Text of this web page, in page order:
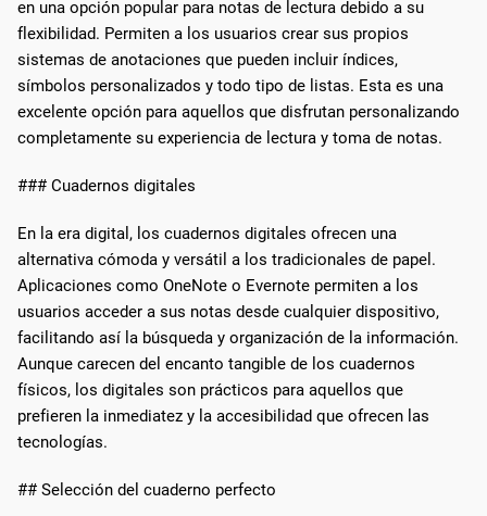
en una opción popular para notas de lectura debido a su
flexibilidad. Permiten a los usuarios crear sus propios
sistemas de anotaciones que pueden incluir índices,
símbolos personalizados y todo tipo de listas. Esta es una
excelente opción para aquellos que disfrutan personalizando
completamente su experiencia de lectura y toma de notas.
### Cuadernos digitales
En la era digital, los cuadernos digitales ofrecen una
alternativa cómoda y versátil a los tradicionales de papel.
Aplicaciones como OneNote o Evernote permiten a los
usuarios acceder a sus notas desde cualquier dispositivo,
facilitando así la búsqueda y organización de la información.
Aunque carecen del encanto tangible de los cuadernos
físicos, los digitales son prácticos para aquellos que
prefieren la inmediatez y la accesibilidad que ofrecen las
tecnologías.
## Selección del cuaderno perfecto